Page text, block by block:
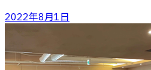
2022年8月1日